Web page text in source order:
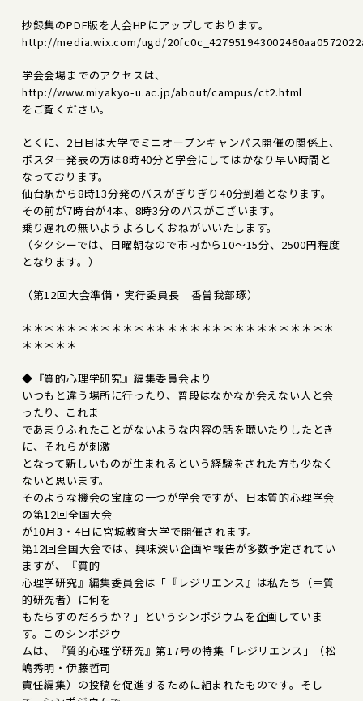
抄録集のPDF版を大会HPにアップしております。
http://media.wix.com/ugd/
学会会場までのアクセスは、
http://www.miyakyo-u.ac.jp/about/campus/ct2.html
をご覧ください。
とくに、2日目は大学でミニオープンキャンパス開催の関係上、
ポスター発表の方は8時40分と学会にしてはかなり早い時間と
なっております。
仙台駅から8時13分発のバスがぎりぎり40分到着となります。
その前が7時台が4本、8時3分のバスがございます。
乗り遅れの無いようよろしくおねがいいたします。
（タクシーでは、日曜朝なので市内から10～15分、2500円程度
となります。）
（第12回大会準備・実行委員長 香曽我部琢）
＊＊＊＊＊＊＊＊＊＊＊＊＊＊＊＊＊＊＊＊＊＊＊＊＊＊＊＊
＊＊＊＊＊
◆『質的心理学研究』編集委員会より
いつもと違う場所に行ったり、普段はなかなか会えない人と会
ったり、これま
であまりふれたことがないような内容の話を聴いたりしたとき
に、それらが刺激
となって新しいものが生まれるという経験をされた方も少なく
ないと思います。
そのような機会の宝庫の一つが学会ですが、日本質的心理学会
の第12回全国大会
が10月3・4日に宮城教育大学で開催されます。
第12回全国大会では、興味深い企画や報告が多数予定されてい
ますが、『質的
心理学研究』編集委員会は「『レジリエンス』は私たち（＝質
的研究者）に何を
もたらすのだろうか？」というシンポジウムを企画していま
す。このシンポジウ
ムは、『質的心理学研究』第17号の特集「レジリエンス」（松
嶋秀明・伊藤哲司
責任編集）の投稿を促進するために組まれたものです。そし